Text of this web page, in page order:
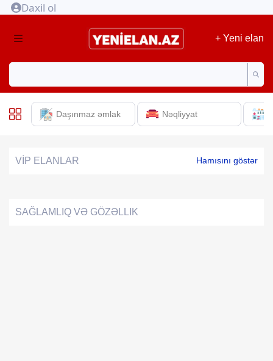
Daxil ol
+ Yeni elan
Daşınmaz əmlak Nəqliyyat
VİP ELANLAR Hamısını göstər
SAĞLAMLIQ VƏ GÖZƏLLIK